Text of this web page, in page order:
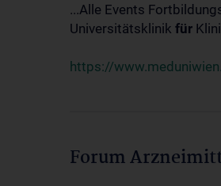
...Alle Events
Universitätsklinik für
https://
Forum